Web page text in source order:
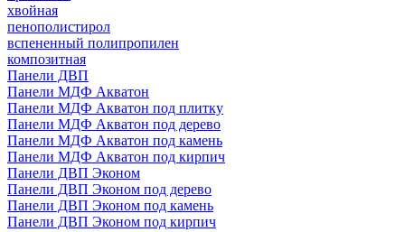
хвойная
пенополистирол
вспененный полипропилен
композитная
Панели ДВП
Панели МДФ Акватон
Панели МДФ Акватон под плитку
Панели МДФ Акватон под дерево
Панели МДФ Акватон под камень
Панели МДФ Акватон под кирпич
Панели ДВП Эконом
Панели ДВП Эконом под дерево
Панели ДВП Эконом под камень
Панели ДВП Эконом под кирпич